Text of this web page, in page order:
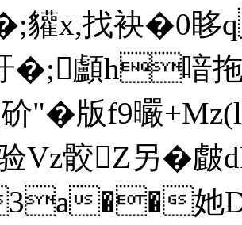
貛x,找袂�0
�;顱h喑拖
"�版f9曮
骹Z另�皻
��她